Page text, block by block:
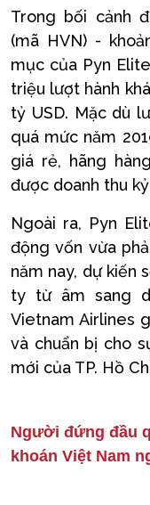
Trong bối cảnh
(mã HVN) -
mục của Pyn
triệu lượt hành
tỷ USD. Mặc dù
quá mức năm
giá rẻ, hãng
được doanh thu
Ngoài ra, Pyn
động vốn vừa
năm nay, dự kiến
ty từ âm sang
Vietnam Airlines
và chuẩn bị cho
mới của TP. Hồ
Người đứng đầu
khoán Việt Nam